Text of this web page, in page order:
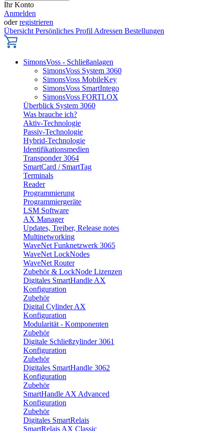
Ihr Konto
Anmelden
oderregistrieren
Übersicht Persönliches Profil Adressen Bestellungen
SimonsVoss - Schließanlagen
SimonsVoss System 3060
SimonsVoss MobileKey
SimonsVoss SmartIntego
SimonsVoss FORTLOX
Überblick System 3060
Was brauche ich?
Aktiv-Technologie
Passiv-Technologie
Hybrid-Technologie
Identifikationsmedien
Transponder 3064
SmartCard / SmartTag
Terminals
Reader
Programmierung
Programmiergeräte
LSM Software
AX Manager
Updates, Treiber, Release notes
Multinetworking
WaveNet Funknetzwerk 3065
WaveNet LockNodes
WaveNet Router
Zubehör & LockNode Lizenzen
Digitales SmartHandle AX
Konfiguration
Zubehör
Digital Cylinder AX
Konfiguration
Modularität - Komponenten
Zubehör
Digitale Schließzylinder 3061
Konfiguration
Zubehör
Digitales SmartHandle 3062
Konfiguration
Zubehör
SmartHandle AX Advanced
Konfiguration
Zubehör
Digitales SmartRelais
SmartRelais AX Classic